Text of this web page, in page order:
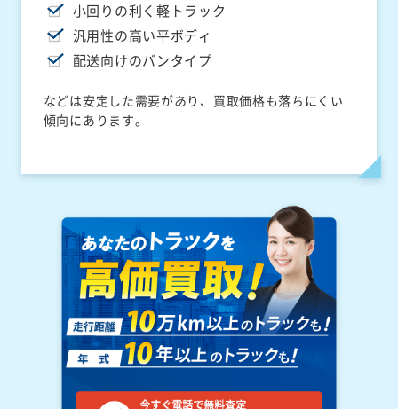
小回りの利く軽トラック
汎用性の高い平ボディ
配送向けのバンタイプ
などは安定した需要があり、買取価格も落ちにくい
傾向にあります。